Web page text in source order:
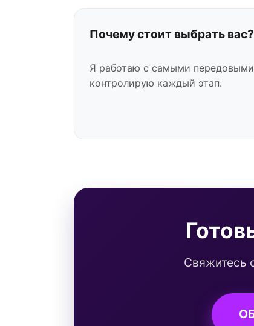
Почему стоит выбрать вас?
Я работаю с самыми передовыми
контролирую каждый этап.
Свяжитесь